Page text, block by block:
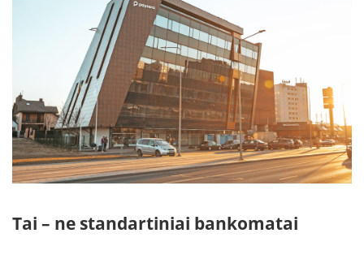
Tai – ne standartiniai bankomatai